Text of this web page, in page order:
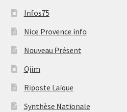
Infos75
Nice Provence info
Nouveau Présent
Ojim
Riposte Laïque
Synthèse Nationale